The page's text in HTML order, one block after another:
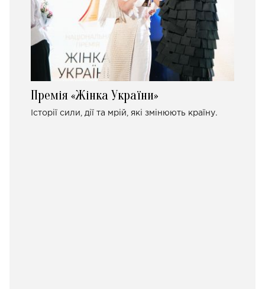
Премія «Жінка України»
Історії сили, дії та мрій, які змінюють країну.